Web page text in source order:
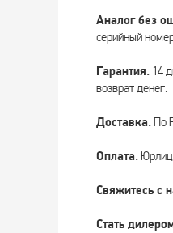
Аналог без
серийный
Гарантия. 14
возврат денег.
Доставка.По
Оплата.
Свяжитесь с
Стать